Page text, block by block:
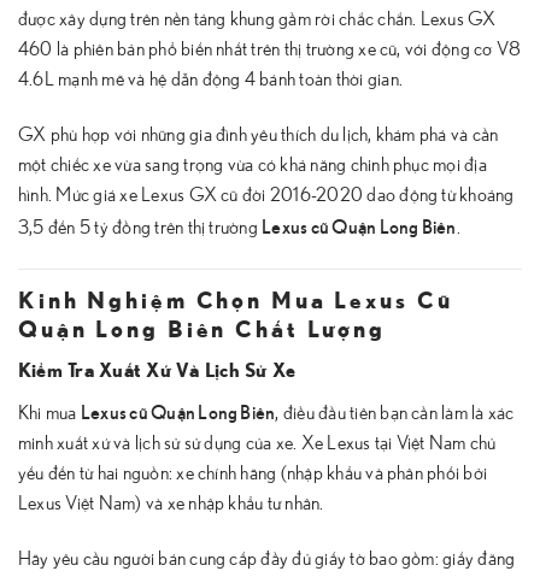
được xây dựng trên nền tảng khung gầm rời chắc chắn. Lexus GX
460 là phiên bản phổ biến nhất trên thị trường xe cũ, với động cơ V8
4.6L mạnh mẽ và hệ dẫn động 4 bánh toàn thời gian.
GX phù hợp với những gia đình yêu thích du lịch, khám phá và cần
một chiếc xe vừa sang trọng vừa có khả năng chinh phục mọi địa
hình. Mức giá xe Lexus GX cũ đời 2016-2020 dao động từ khoảng
3,5 đến 5 tỷ đồng trên thị trường Lexus cũ Quận Long Biên
Kinh Nghiệm Chọn Mua Lexus Cũ
Quận Long Biên Chất Lượng
Kiểm Tra Xuất Xứ Và Lịch Sử Xe
Khi mua Lexus cũ Quận Long Biên, điều đầu tiên bạn cần làm là xác
minh xuất xứ và lịch sử sử dụng của xe. Xe Lexus tại Việt Nam chủ
yếu đến từ hai nguồn: xe chính hãng (nhập khẩu và phân phối bởi
Lexus Việt Nam) và xe nhập khẩu tư nhân.
Hãy yêu cầu người bán cung cấp đầy đủ giấy tờ bao gồm: giấy đăng